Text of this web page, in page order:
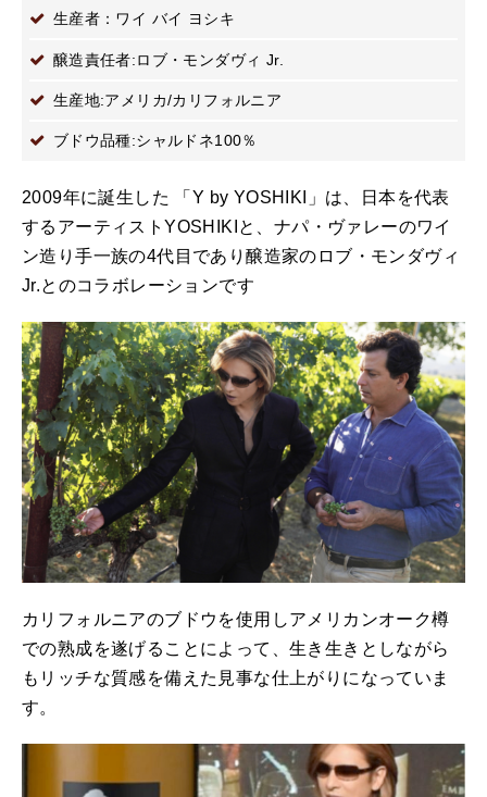
生産者：ワイ バイ ヨシキ
醸造責任者:ロブ・モンダヴィ Jr.
生産地:アメリカ/カリフォルニア
ブドウ品種:シャルドネ100％
2009年に誕生した 「Y by YOSHIKI」は、日本を代表
するアーティストYOSHIKIと、ナパ・ヴァレーのワイ
ン造り手一族の4代目であり醸造家のロブ・モンダヴィ
Jr.とのコラボレーションです
カリフォルニアのブドウを使用しアメリカンオーク樽
での熟成を遂げることによって、生き生きとしながら
もリッチな質感を備えた見事な仕上がりになっていま
す。